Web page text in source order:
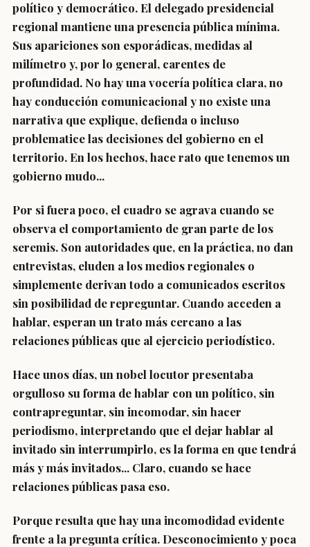
político y democrático. El delegado presidencial
regional mantiene una presencia pública mínima.
Sus apariciones son esporádicas, medidas al
milímetro y, por lo general, carentes de
profundidad. No hay una vocería política clara, no
hay conducción comunicacional y no existe una
narrativa que explique, defienda o incluso
problematice las decisiones del gobierno en el
territorio. En los hechos, hace rato que tenemos un
gobierno mudo...
Por si fuera poco, el cuadro se agrava cuando se
observa el comportamiento de gran parte de los
seremis. Son autoridades que, en la práctica, no dan
entrevistas, eluden a los medios regionales o
simplemente derivan todo a comunicados escritos
sin posibilidad de repreguntar. Cuando acceden a
hablar, esperan un trato más cercano a las
relaciones públicas que al ejercicio periodístico.
Hace unos días, un nobel locutor presentaba
orgulloso su forma de hablar con un político, sin
contrapreguntar, sin incomodar, sin hacer
periodismo, interpretando que el dejar hablar al
invitado sin interrumpirlo, es la forma en que tendrá
más y más invitados... Claro, cuando se hace
relaciones públicas pasa eso.
Porque resulta que hay una incomodidad evidente
frente a la pregunta crítica. Desconocimiento y poca